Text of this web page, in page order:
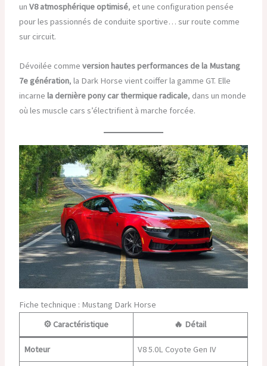
un V8 atmosphérique optimisé, et une configuration pensée
pour les passionnés de conduite sportive… sur route comme
sur circuit.
Dévoilée comme version hautes performances de la Mustang
7e génération, la Dark Horse vient coiffer la gamme GT. Elle
incarne la dernière pony car thermique radicale, dans un monde
où les muscle cars s’électrifient à marche forcée.
Fiche technique : Mustang Dark Horse
⚙️ Caractéristique
🔥 Détail
Moteur V8 5.0L Coyote Gen IV